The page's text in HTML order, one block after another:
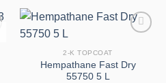
2-K TOPCOAT
Hempathane Fast Dry
55750 5 L